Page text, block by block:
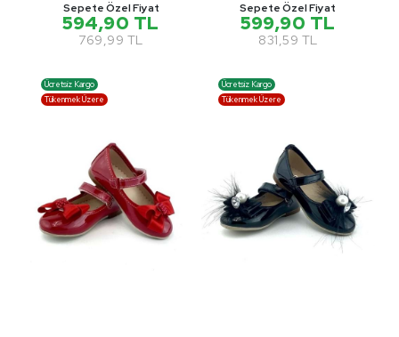
Sepete Özel Fiyat
594,90 TL
769,99 TL
Sepete Özel Fiyat
599,90 TL
831,59 TL
Ücretsiz Kargo
Tükenmek Üzere
Ücretsiz Kargo
Tükenmek Üzere